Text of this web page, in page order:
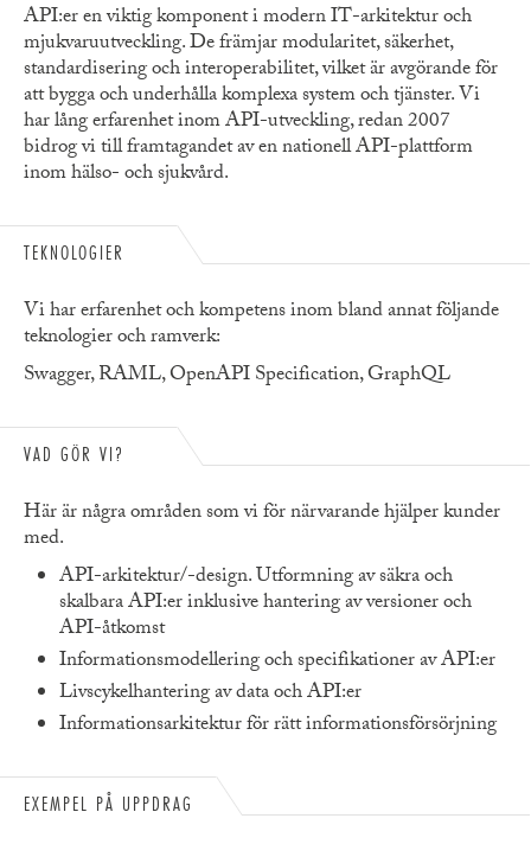
API:er en viktig komponent i modern IT-arkitektur och
mjukvaruutveckling. De främjar modularitet, säkerhet,
standardisering och interoperabilitet, vilket är avgörande för
att bygga och underhålla komplexa system och tjänster. Vi
har lång erfarenhet inom API-utveckling, redan 2007
bidrog vi till framtagandet av en nationell API-plattform
inom hälso- och sjukvård.
TEKNOLOGIER
Vi har erfarenhet och kompetens inom bland annat följande
teknologier och ramverk:
Swagger, RAML, OpenAPI Specification, GraphQL
VAD GÖR VI?
Här är några områden som vi för närvarande hjälper kunder
med.
API-arkitektur/-design. Utformning av säkra och
skalbara API:er inklusive hantering av versioner och
API-åtkomst
Informationsmodellering och specifikationer av API:er
Livscykelhantering av data och API:er
Informationsarkitektur för rätt informationsförsörjning
EXEMPEL PÅ UPPDRAG